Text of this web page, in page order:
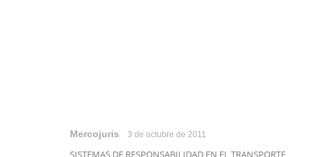
Mercojuris 3 de octubre de 2011
SISTEMAS DE RESPONSABILIDAD EN EL TRANSPORTE